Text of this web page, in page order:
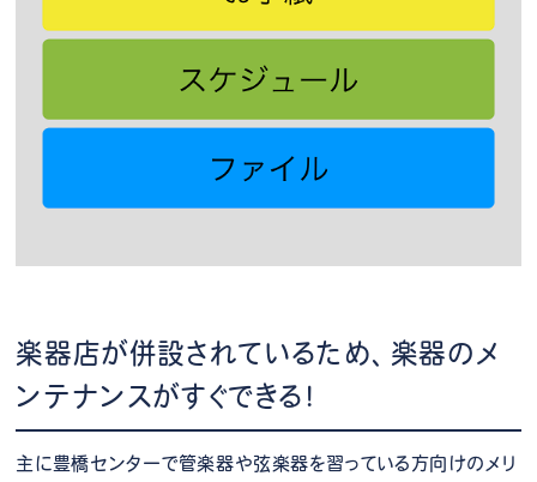
楽器店が併設されているため、楽器のメ
ンテナンスがすぐできる！
主に豊橋センターで管楽器や弦楽器を習っている方向けのメリ